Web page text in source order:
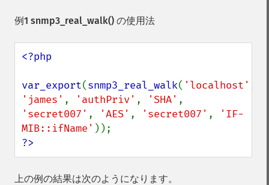
例1 snmp3_real_walk() の使用法
<?php
var_export(snmp3_real_walk( 'localhost'
'james' , 'authPriv' , 'SHA'
'secret007' , 'AES' , 'secret007' ,
'IF-
MIB::ifName'
?>
上の例の結果は次のようになります。